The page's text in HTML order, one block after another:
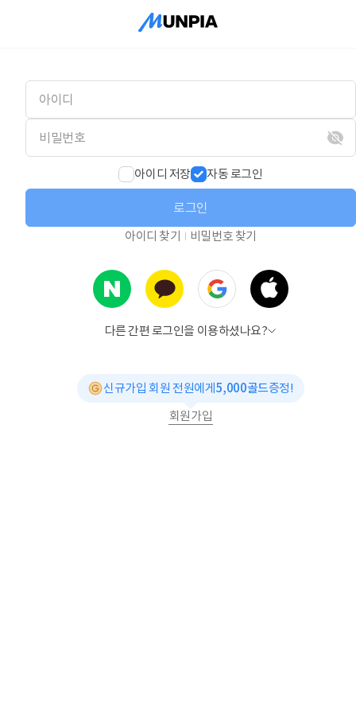
아이디 저장 자동 로그인
로그인
아이디 찾기 비밀번호 찾기
다른 간편 로그인을 이용하셨나요?
신규가입 회원 전원에게5,000골드증정!
회원가입